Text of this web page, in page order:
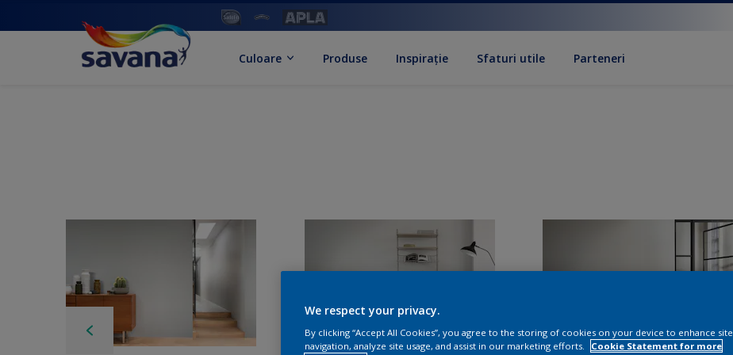
Culoare Produse Inspirație Sfaturi utile Parteneri
We respect your privacy.
By clicking “Accept All Cookies”, you agree to the storing of cookies on your device to enhance site
navigation, analyze site usage, and assist in our marketing efforts.
Cookie Statement for more